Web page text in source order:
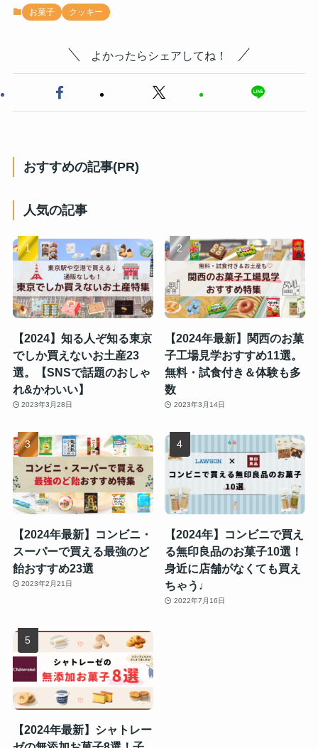
お菓子 クッキー
よかったらシェアしてね！
おすすめの記事(PR)
人気の記事
【2024】知る人ぞ知る東京
でしか買えないお土産23
選。【SNSで話題のおしゃ
れ&かわいい】
2023年3月28日
【2024年最新】関西のお菓
子工場見学おすすめ11選。
無料・試食付き＆体験も多
数
2023年3月14日
【2024年最新】コンビニ・
スーパーで買える最強のど
飴おすすめ23選
2023年2月21日
【2024年】コンビニで買え
る無印良品のお菓子10選！
身近に店舗がなくても買え
ちゃう♩
2022年7月16日
【2024年最新】シャトレー